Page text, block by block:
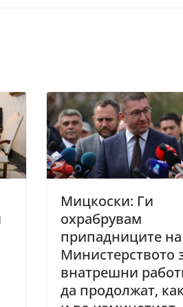
Мицкоски: Ги
охрабрувам
припадниците на
Министерството
внатрешни
да продолжат,